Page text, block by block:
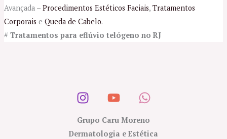
Avançada – Procedimentos Estéticos Faciais, Tratamentos
Corporais e Queda de Cabelo.
# Tratamentos para eflúvio telógeno no RJ
Grupo Caru Moreno
Dermatologia e Estética